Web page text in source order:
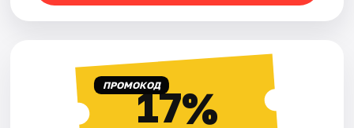
ПРОМОКОД17%